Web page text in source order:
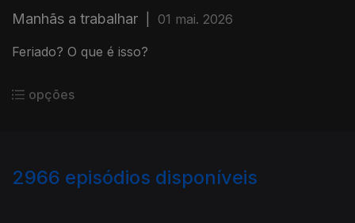
Manhãs a trabalhar 01 mai. 2026
Feriado? O que é isso?
opções
2966 episódios disponíveis